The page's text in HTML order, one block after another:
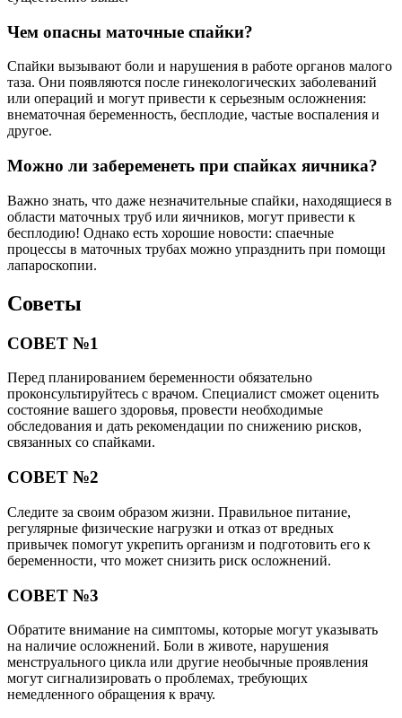
Чем опасны маточные спайки?
Спайки вызывают боли и нарушения в работе органов малого
таза. Они появляются после гинекологических заболеваний
или операций и могут привести к серьезным осложнения:
внематочная беременность, бесплодие, частые воспаления и
другое.
Можно ли забеременеть при спайках яичника?
Важно знать, что даже незначительные спайки, находящиеся в
области маточных труб или яичников, могут привести к
бесплодию! Однако есть хорошие новости: спаечные
процессы в маточных трубах можно упразднить при помощи
лапароскопии.
Советы
СОВЕТ №1
Перед планированием беременности обязательно
проконсультируйтесь с врачом. Специалист сможет оценить
состояние вашего здоровья, провести необходимые
обследования и дать рекомендации по снижению рисков,
связанных со спайками.
СОВЕТ №2
Следите за своим образом жизни. Правильное питание,
регулярные физические нагрузки и отказ от вредных
привычек помогут укрепить организм и подготовить его к
беременности, что может снизить риск осложнений.
СОВЕТ №3
Обратите внимание на симптомы, которые могут указывать
на наличие осложнений. Боли в животе, нарушения
менструального цикла или другие необычные проявления
могут сигнализировать о проблемах, требующих
немедленного обращения к врачу.